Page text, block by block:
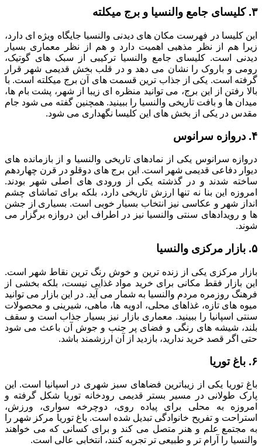
۳. کلیسای جامع والنسیا و برج میکلته
این کلیسا در فهرست مکان های دیدنی والنسیا جایگاه ویژه ای دارد،
زیرا هم از نظر مذهبی اهمیت دارد و هم از نظر معماری بسیار
دیدنی است. کلیسای جامع والنسیا ترکیبی از سبک های گوتیک،
رومی و باروک را نشان می دهد و در قلب بخش قدیمی شهر قرار
گرفته است. یکی از جذاب ترین قسمت های آن برج میکلته است. با
بالا رفتن از این برج، می توانید منظره ای زیبا از شهر، پشت بام ها،
میدان ها و بافت تاریخی والنسیا را ببینید. همچنین گفته می شود جام
مقدس در یکی از بخش های این کلیسا نگهداری می شود.
۴. دروازه سرانوس
دروازه سرانوس یکی از نمادهای تاریخی والنسیا و از بازمانده های
دیوار دفاعی قدیمی شهر است. این برج های دوقلو در قرن چهاردهم
ساخته شدند و در گذشته یکی از ورودی های اصلی شهر بودند.
امروزه این بنا نه تنها ارزش تاریخی دارد، بلکه برای تماشای چشم
انداز شهر و عکاسی نیز انتخاب بسیار خوبی است. بسیاری از جشن
ها و رویدادهای سنتی والنسیا نیز در اطراف این دروازه برگزار می
شوند.
۵. بازار مرکزی والنسیا
بازار مرکزی یکی از زنده ترین و خوش رنگ ترین نقاط شهر است.
این بازار فقط مکانی برای خرید مواد غذایی نیست، بلکه بخشی از
فرهنگ روزمره مردم والنسیا به شمار می آید. در این بازار می توانید
میوه های تازه، غذاهای محلی، ادویه ها، ماهی، شیرینی و محصولات
سنتی اسپانیا را ببینید. معماری بازار نیز بسیار جذاب است و سقف
بلند، شیشه های رنگی و فضای پر جنب و جوش آن باعث می شود
حتی اگر قصد خرید ندارید، بازدید از آن ارزشمند باشد.
۶. باغ توریا
باغ توریا یکی از زیباترین فضاهای سبز شهری در اسپانیا است. این
پارک طولانی در مسیر بستر قدیمی رودخانه توریا شکل گرفته و
امروزه به محلی برای پیاده روی، دوچرخه سواری، ورزش،
استراحت و تفریح خانوادگی تبدیل شده است. باغ توریا مرکز شهر را
به مجتمع علم و هنر متصل می کند و برای کسانی که می خواهند
والنسیا را آرام تر و طبیعی تر تجربه کنند، انتخابی عالی است.